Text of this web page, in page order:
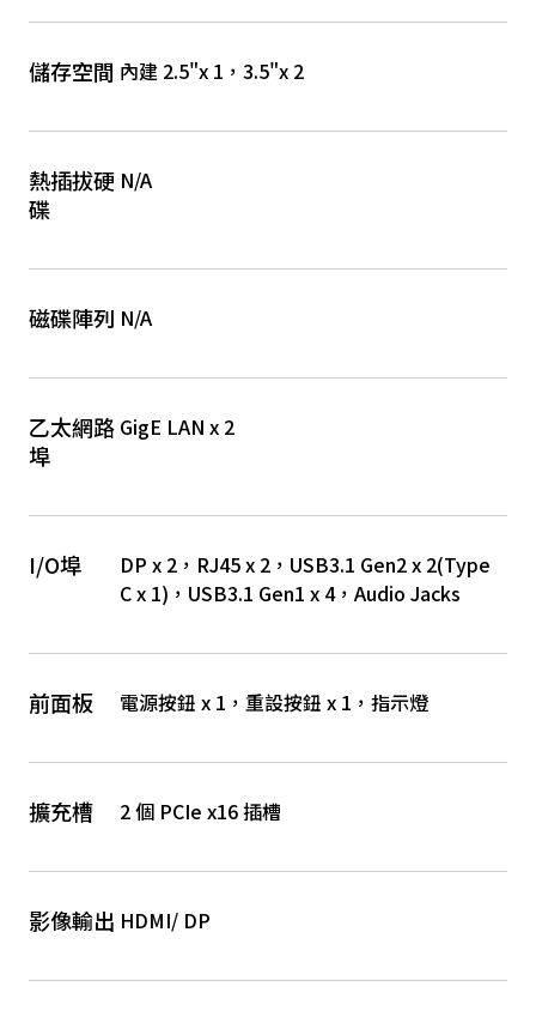
儲存空間 內建 2.5"x 1，3.5"x 2
熱插拔硬
碟
N/A
磁碟陣列 N/A
乙太網路
埠
GigE LAN x 2
I/O埠
DP x 2，RJ45 x 2，USB3.1 Gen2 x 2(Type
C x 1)，USB3.1 Gen1 x 4，Audio Jacks
前面板 電源按鈕 x 1，重設按鈕 x 1，指示燈
擴充槽 2 個 PCIe x16 插槽
影像輸出 HDMI/ DP